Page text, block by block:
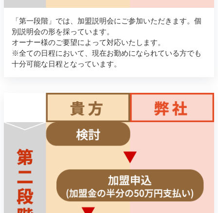
「第一段階」では、加盟説明会にご参加いただきます。個
別説明会の形を採っています。
オーナー様のご要望によって対応いたします。
※全ての日程において、現在お勤めになられている方でも
十分可能な日程となっています。